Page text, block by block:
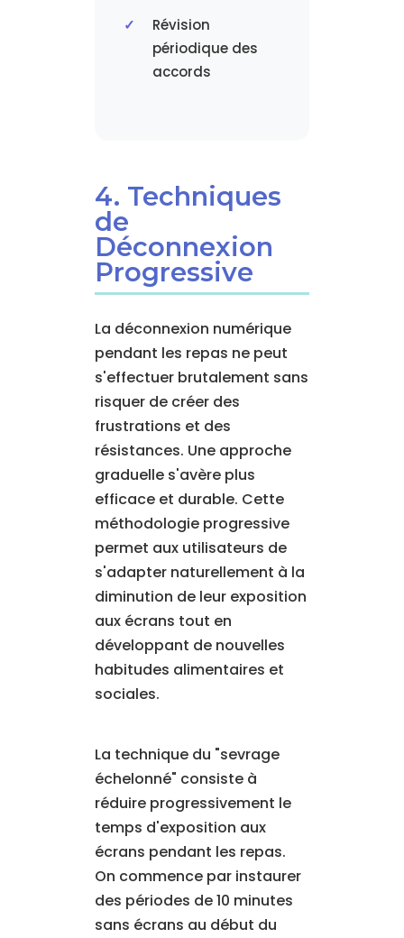
Révision
périodique des
accords
4. Techniques
de
Déconnexion
Progressive
La déconnexion numérique
pendant les repas ne peut
s'effectuer brutalement sans
risquer de créer des
frustrations et des
résistances. Une approche
graduelle s'avère plus
efficace et durable. Cette
méthodologie progressive
permet aux utilisateurs de
s'adapter naturellement à la
diminution de leur exposition
aux écrans tout en
développant de nouvelles
habitudes alimentaires et
sociales.
La technique du "sevrage
échelonné" consiste à
réduire progressivement le
temps d'exposition aux
écrans pendant les repas.
On commence par instaurer
des périodes de 10 minutes
sans écrans au début du